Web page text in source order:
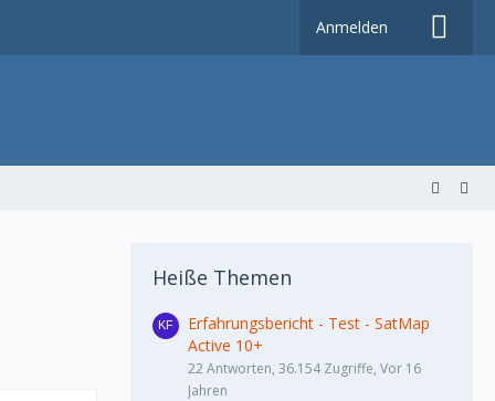
Anmelden
Heiße Themen
Erfahrungsbericht - Test - SatMap
Active 10+
22 Antworten, 36.154 Zugriffe, Vor 16
Jahren